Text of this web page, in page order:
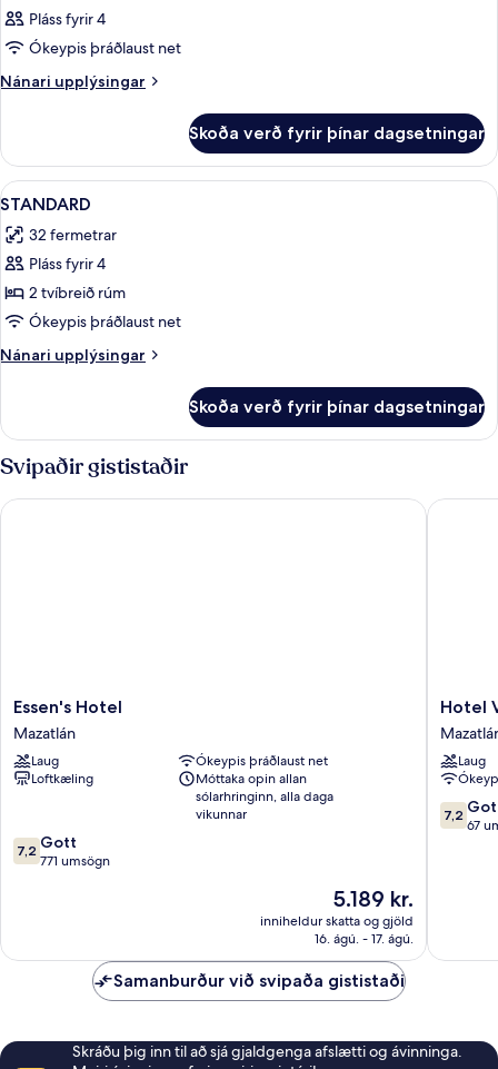
Pláss fyrir 4
Ókeypis þráðlaust net
Nánari upplýsingar
Nánari
Skoða verð fyrir þínar dagsetningar
Skoða
allar
myndir
fyrir
STANDARD
Rúmföt af bestu gerð, straujárn/
3
STANDARD
32 fermetrar
Pláss fyrir 4
2 tvíbreið rúm
Ókeypis þráðlaust net
Nánari upplýsingar
Nánari
Skoða verð fyrir þínar dagsetningar
Svipaðir gististaðir
Essen's
Hotel
Mazatlán
Essen's Hotel
Mazatlán
Laug
Ókeypis þráðlaust net
Loftkæling
Móttaka opin allan
sólarhringinn, alla daga
vikunnar
7.2
af
7,2 Gott
771 umsögn
Verðið
er
5.189 kr.
5.189 kr.
inniheldur skatta og gjöld
16. ágú. - 17. ágú.
Essen's Hotel
Hotel
Vistamar
Hotel
Laug
7.2
af
7,2
67
Hotel
Samanburður við svipaða gististaði
Skráðu þig inn til að sjá gjaldgenga afslætti og ávinninga.